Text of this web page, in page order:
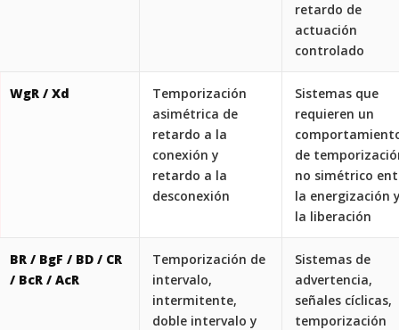
retardo de
actuación
controlado
WgR / Xd
Temporización
asimétrica de
retardo a la
conexión y
retardo a la
desconexión
Sistemas que
requieren un
de
no simétrico
la energización
la liberación
BR / BgF / BD / CR
/ BcR / AcR
Temporización de
intervalo,
intermitente,
doble intervalo y
Sistemas de
advertencia,
señales cíclicas,
temporización